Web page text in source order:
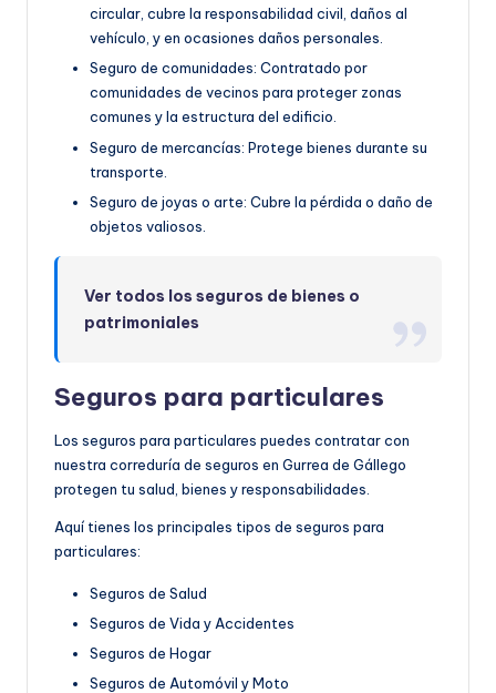
circular, cubre la responsabilidad civil, daños al
vehículo, y en ocasiones daños personales.
Seguro de comunidades: Contratado por
comunidades de vecinos para proteger zonas
comunes y la estructura del edificio.
Seguro de mercancías: Protege bienes durante su
transporte.
Seguro de joyas o arte: Cubre la pérdida o daño de
objetos valiosos.
Ver todos los seguros de bienes o
patrimoniales
Seguros para particulares
Los seguros para particulares puedes contratar con
nuestra correduría de seguros en Gurrea de Gállego
protegen tu salud, bienes y responsabilidades.
Aquí tienes los principales tipos de seguros para
particulares:
Seguros de Salud
Seguros de Vida y Accidentes
Seguros de Hogar
Seguros de Automóvil y Moto